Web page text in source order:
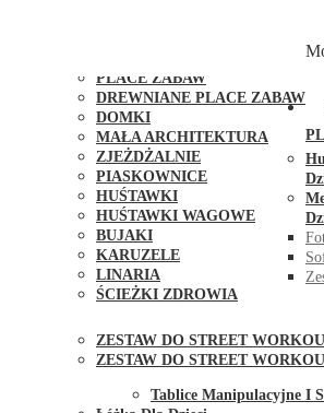
PLACE ZABAW
DREWNIANE PLACE ZABAW
DOMKI
MAŁA ARCHITEKTURA
ZJEŻDŻALNIE
PIASKOWNICE
HUŚTAWKI
HUŚTAWKI WAGOWE
BUJAKI
KARUZELE
LINARIA
ŚCIEŻKI ZDROWIA
ZESTAW DO STREET
ZESTAW DO STREET
Tablice Manipulacyjne I